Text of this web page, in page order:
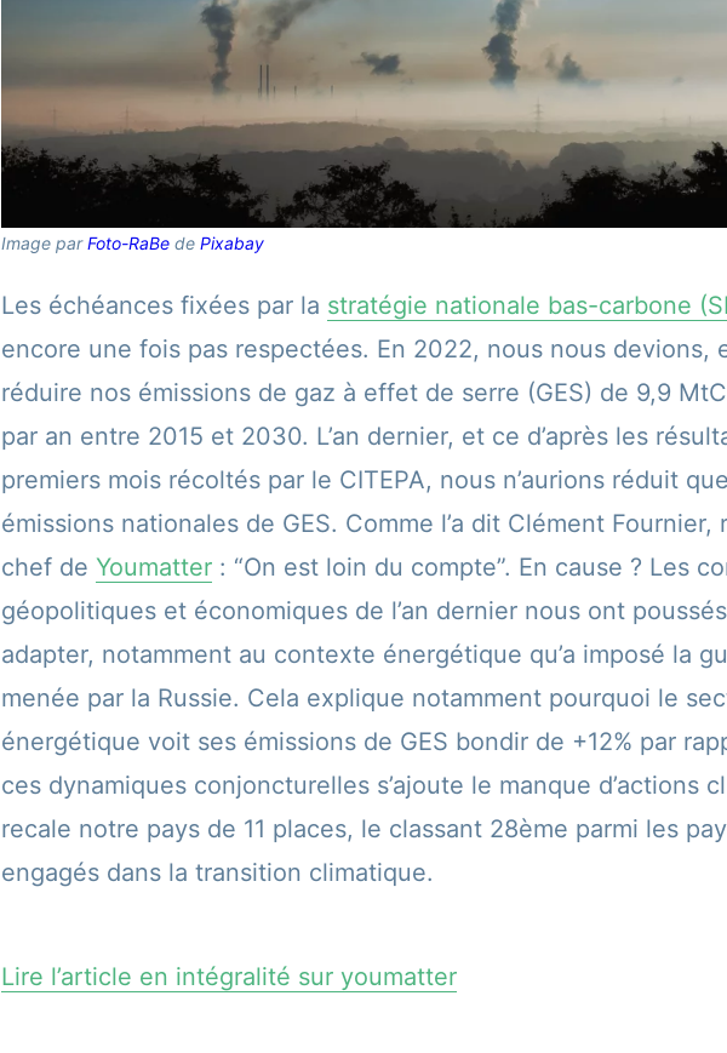
Image parFoto-RaBe de Pixabay
Les échéances fixées par la stratégie nationale bas-carbone
encore une fois pas respectées. En 2022, nous nous devions,
réduire nos émissions de gaz à effet de serre (GES) de 9,9
par an entre 2015 et 2030. L’an dernier, et ce d’après les
premiers mois récoltés par le CITEPA, nous n’aurions réduit
émissions nationales de GES. Comme l’a dit Clément Fournier,
chef de Youmatter : “On est loin du compte”. En cause ? Les
géopolitiques et économiques de l’an dernier nous ont
adapter, notamment au contexte énergétique qu’a imposé la
menée par la Russie. Cela explique notamment pourquoi le
énergétique voit ses émissions de GES bondir de +12% par
ces dynamiques conjoncturelles s’ajoute le manque d’actions
recale notre pays de 11 places, le classant 28ème parmi les
engagés dans la transition climatique.
Lire l’article en intégralité sur youmatter